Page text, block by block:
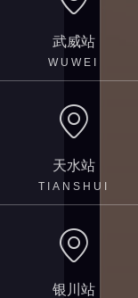
武威站
WUWEI
天水站
TIANSHUI
银川站